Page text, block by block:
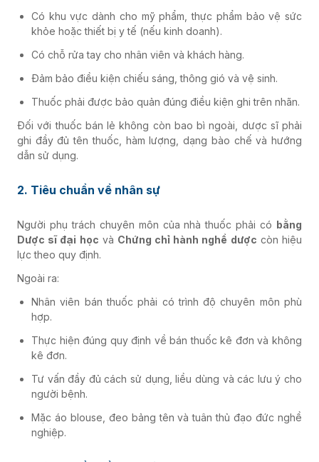
Có khu vực dành cho mỹ phẩm, thực phẩm bảo vệ sức
khỏe hoặc thiết bị y tế (nếu kinh doanh).
Có chỗ rửa tay cho nhân viên và khách hàng.
Đảm bảo điều kiện chiếu sáng, thông gió và vệ sinh.
Thuốc phải được bảo quản đúng điều kiện ghi trên nhãn.
Đối với thuốc bán lẻ không còn bao bì ngoài, dược sĩ phải
ghi đầy đủ tên thuốc, hàm lượng, dạng bào chế và hướng
dẫn sử dụng.
2. Tiêu chuẩn về nhân sự
Người phụ trách chuyên môn của nhà thuốc phải có bằng
Dược sĩ đại học và Chứng chỉ hành nghề dược còn hiệu
lực theo quy định.
Ngoài ra:
Nhân viên bán thuốc phải có trình độ chuyên môn phù
hợp.
Thực hiện đúng quy định về bán thuốc kê đơn và không
kê đơn.
Tư vấn đầy đủ cách sử dụng, liều dùng và các lưu ý cho
người bệnh.
Mặc áo blouse, đeo bảng tên và tuân thủ đạo đức nghề
nghiệp.